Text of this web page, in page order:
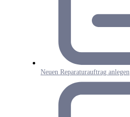
Neuen Reparaturauftrag anlegen